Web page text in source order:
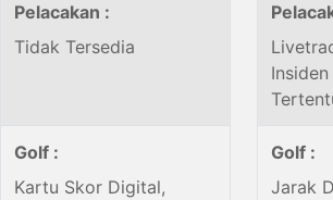
Pelacakan :
Tidak Tersedia
Golf :
Kartu Skor Digital,
Golf :
Jarak